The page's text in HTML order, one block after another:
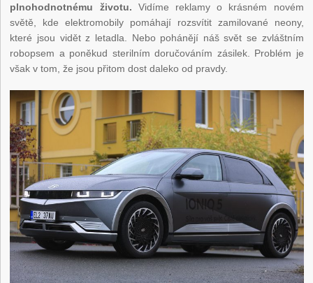
plnohodnotnému životu. Vidíme reklamy o krásném novém
světě, kde elektromobily pomáhají rozsvítit zamilované neony,
které jsou vidět z letadla. Nebo pohánějí náš svět se zvláštním
robopsem a poněkud sterilním doručováním zásilek. Problém je
však v tom, že jsou přitom dost daleko od pravdy.